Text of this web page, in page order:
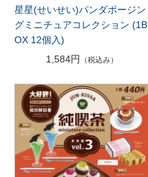
星星(せいせい)パンダポージン
グミニチュアコレクション (1B
OX 12個入)
1,584円
（税込み）